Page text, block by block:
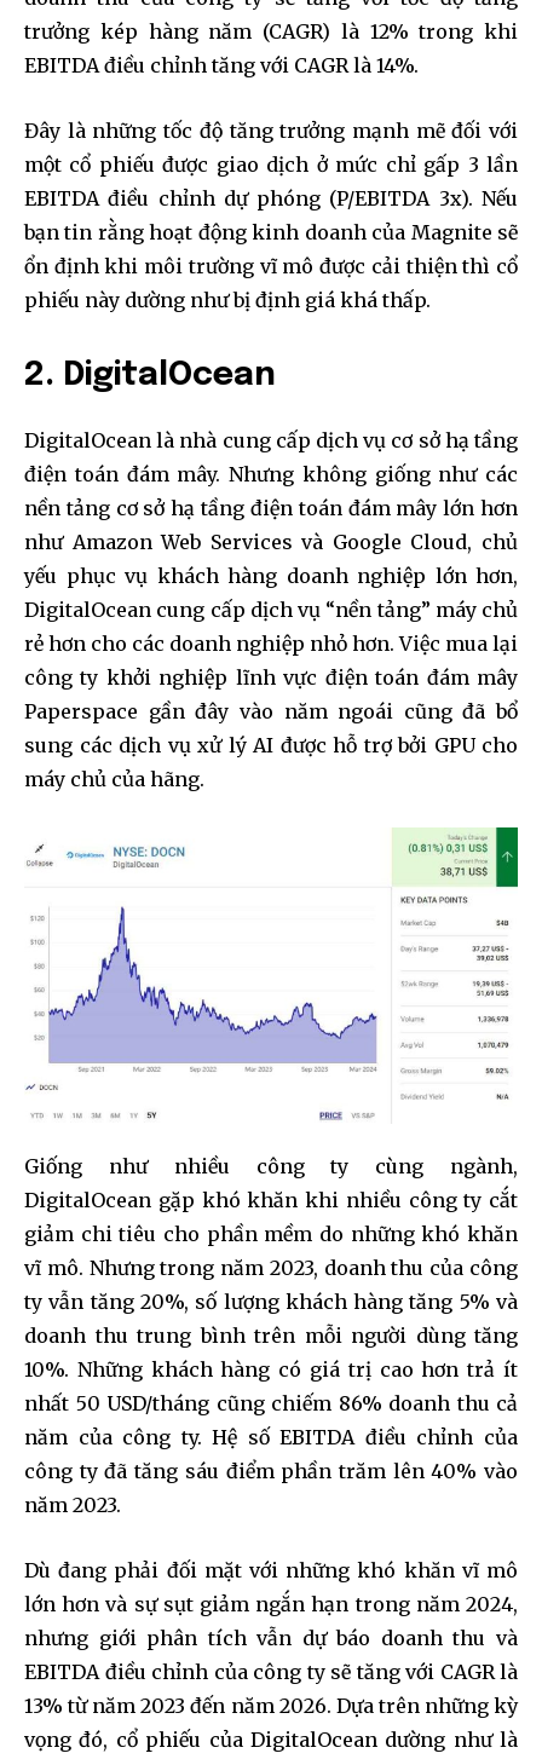
trưởng kép hàng năm (CAGR) là 12% trong khi
EBITDA điều chỉnh tăng với CAGR là 14%.
Đây là những tốc độ tăng trưởng mạnh mẽ đối với
một cổ phiếu được giao dịch ở mức chỉ gấp 3 lần
EBITDA điều chỉnh dự phóng (P/EBITDA 3x). Nếu
bạn tin rằng hoạt động kinh doanh của Magnite sẽ
ổn định khi môi trường vĩ mô được cải thiện thì cổ
phiếu này dường như bị định giá khá thấp.
2. DigitalOcean
DigitalOcean là nhà cung cấp dịch vụ cơ sở hạ tầng
điện toán đám mây. Nhưng không giống như các
nền tảng cơ sở hạ tầng điện toán đám mây lớn hơn
như Amazon Web Services và Google Cloud, chủ
yếu phục vụ khách hàng doanh nghiệp lớn hơn,
DigitalOcean cung cấp dịch vụ “nền tảng” máy chủ
rẻ hơn cho các doanh nghiệp nhỏ hơn. Việc mua lại
công ty khởi nghiệp lĩnh vực điện toán đám mây
Paperspace gần đây vào năm ngoái cũng đã bổ
sung các dịch vụ xử lý AI được hỗ trợ bởi GPU cho
máy chủ của hãng.
Giống như nhiều công ty cùng ngành,
DigitalOcean gặp khó khăn khi nhiều công ty cắt
giảm chi tiêu cho phần mềm do những khó khăn
vĩ mô. Nhưng trong năm 2023, doanh thu của công
ty vẫn tăng 20%, số lượng khách hàng tăng 5% và
doanh thu trung bình trên mỗi người dùng tăng
10%. Những khách hàng có giá trị cao hơn trả ít
nhất 50 USD/tháng cũng chiếm 86% doanh thu cả
năm của công ty. Hệ số EBITDA điều chỉnh của
công ty đã tăng sáu điểm phần trăm lên 40% vào
năm 2023.
Dù đang phải đối mặt với những khó khăn vĩ mô
lớn hơn và sự sụt giảm ngắn hạn trong năm 2024,
nhưng giới phân tích vẫn dự báo doanh thu và
EBITDA điều chỉnh của công ty sẽ tăng với CAGR là
13% từ năm 2023 đến năm 2026. Dựa trên những kỳ
vọng đó, cổ phiếu của DigitalOcean dường như là